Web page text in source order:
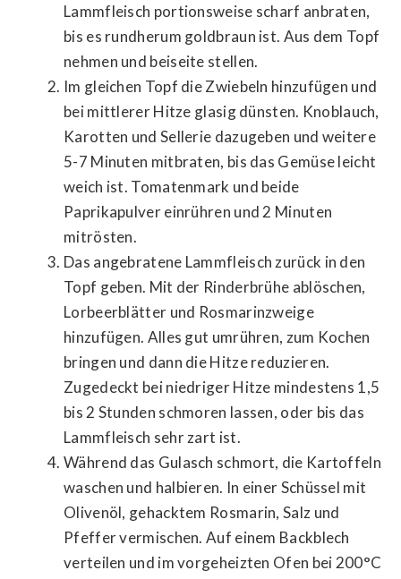
Lammfleisch portionsweise scharf anbraten,
bis es rundherum goldbraun ist. Aus dem Topf
nehmen und beiseite stellen.
Im gleichen Topf die Zwiebeln hinzufügen und
bei mittlerer Hitze glasig dünsten. Knoblauch,
Karotten und Sellerie dazugeben und weitere
5-7 Minuten mitbraten, bis das Gemüse leicht
weich ist. Tomatenmark und beide
Paprikapulver einrühren und 2 Minuten
mitrösten.
Das angebratene Lammfleisch zurück in den
Topf geben. Mit der Rinderbrühe ablöschen,
Lorbeerblätter und Rosmarinzweige
hinzufügen. Alles gut umrühren, zum Kochen
bringen und dann die Hitze reduzieren.
Zugedeckt bei niedriger Hitze mindestens 1,5
bis 2 Stunden schmoren lassen, oder bis das
Lammfleisch sehr zart ist.
Während das Gulasch schmort, die Kartoffeln
waschen und halbieren. In einer Schüssel mit
Olivenöl, gehacktem Rosmarin, Salz und
Pfeffer vermischen. Auf einem Backblech
verteilen und im vorgeheizten Ofen bei 200°C